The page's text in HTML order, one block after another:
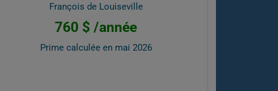
François de Louiseville
760 $ /année
Prime calculée en mai 2026